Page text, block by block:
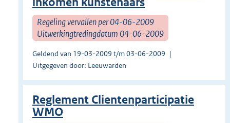
Regeling vervallen per 04-06-2009
Uitwerkingtredingdatum 04-06-2009
Geldend van 19-03-2009 t/m 03-06-2009
Uitgegeven door: Leeuwarden
Reglement Clientenparticipatie
WMO